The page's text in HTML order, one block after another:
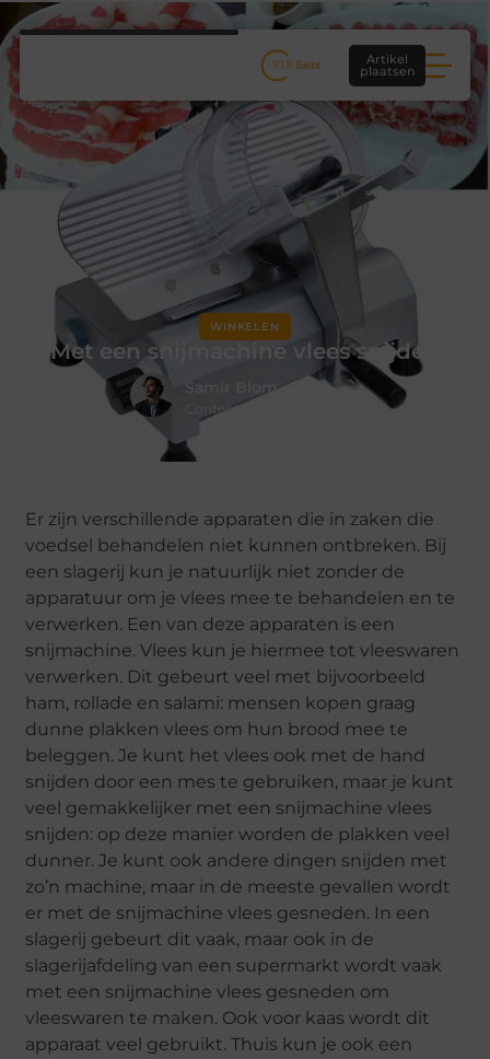
Artikel
plaatsen
WINKELEN
Met een snijmachine vlees snijden
Samir Blom
Contentcurator & Schrijver
Er zijn verschillende apparaten die in zaken die
voedsel behandelen niet kunnen ontbreken. Bij
een slagerij kun je natuurlijk niet zonder de
apparatuur om je vlees mee te behandelen en te
verwerken. Een van deze apparaten is een
snijmachine. Vlees kun je hiermee tot vleeswaren
verwerken. Dit gebeurt veel met bijvoorbeeld
ham, rollade en salami: mensen kopen graag
dunne plakken vlees om hun brood mee te
beleggen. Je kunt het vlees ook met de hand
snijden door een mes te gebruiken, maar je kunt
veel gemakkelijker met een snijmachine vlees
snijden: op deze manier worden de plakken veel
dunner. Je kunt ook andere dingen snijden met
zo’n machine, maar in de meeste gevallen wordt
er met de snijmachine vlees gesneden. In een
slagerij gebeurt dit vaak, maar ook in de
slagerijafdeling van een supermarkt wordt vaak
met een snijmachine vlees gesneden om
vleeswaren te maken. Ook voor kaas wordt dit
apparaat veel gebruikt. Thuis kun je ook een